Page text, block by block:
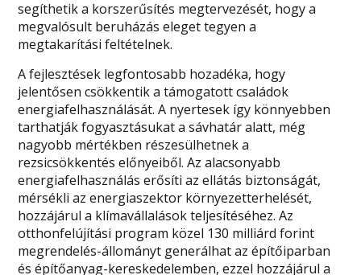
segíthetik a korszerűsítés megtervezését, hogy a
megvalósult beruházás eleget tegyen a
megtakarítási feltételnek.
A fejlesztések legfontosabb hozadéka, hogy
jelentősen csökkentik a támogatott családok
energiafelhasználását. A nyertesek így könnyebben
tarthatják fogyasztásukat a sávhatár alatt, még
nagyobb mértékben részesülhetnek a
rezsicsökkentés előnyeiből. Az alacsonyabb
energiafelhasználás erősíti az ellátás biztonságát,
mérsékli az energiaszektor környezetterhelését,
hozzájárul a klímavállalások teljesítéséhez. Az
otthonfelújítási program közel 130 milliárd forint
megrendelés-állományt generálhat az építőiparban
és építőanyag-kereskedelemben, ezzel hozzájárul a